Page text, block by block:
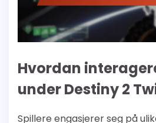
Hvordan
under Destiny 2
Spillere engasjerer seg på